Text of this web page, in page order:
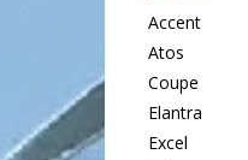
Accent
Atos
Coupe
Elantra
Excel